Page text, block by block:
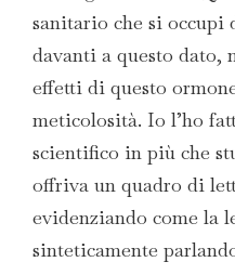
sanitario che si
davanti a questo dato,
effetti di questo
meticolosità. Io l’ho
scientifico in più che
offriva un quadro di
evidenziando come la
sinteticamente